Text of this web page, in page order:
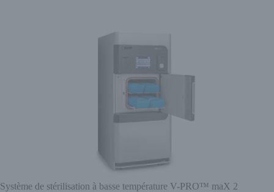
Système de stérilisation à basse température V-PRO™ maX 2